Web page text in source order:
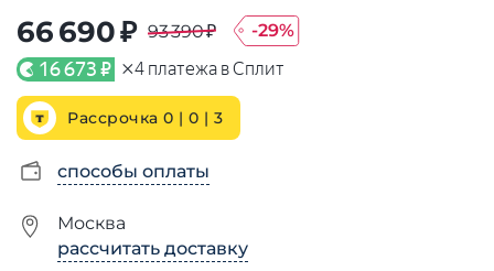
66 690 ₽ 93 390 ₽ -29%
16 673 ₽ ×4 платежа в Сплит
Рассрочка 0 | 0 | 3
способы оплаты
Москва
рассчитать доставку